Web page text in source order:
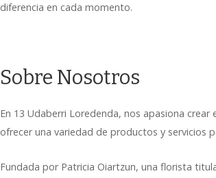
diferencia en cada momento.
Sobre Nosotros
En 13 Udaberri Loredenda, nos apasiona
ofrecer una variedad de productos y servicios
Fundada por Patricia Oiartzun, una florista